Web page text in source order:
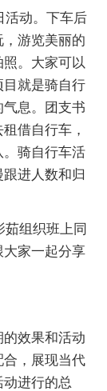
活动。下车后
游览美丽的
。大家可以
就是骑自行
息。团支书
借自行车，
。骑自行车活
进人数和归
茹组织班上同
家一起分享
效果和活动
，展现当代
进行的总